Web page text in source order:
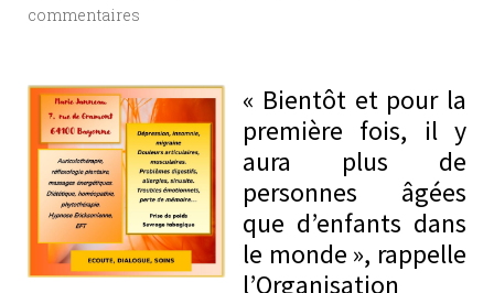
commentaires
« Bientôt et pour la
première fois, il y
aura plus de
personnes âgées
que d’enfants dans
le monde », rappelle
l’Organisation